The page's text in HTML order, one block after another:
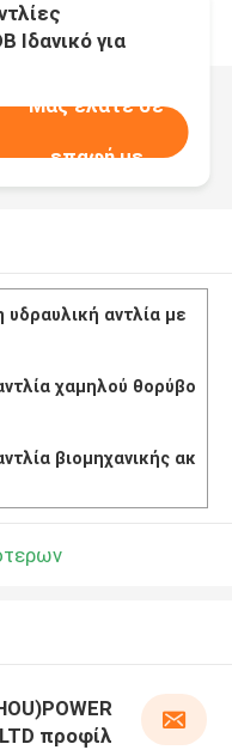
Ιδανικό για
Μας ελάτε σε
επαφή με
υδραυλική αντλία με
χαμηλού θορύβο
βιομηχανικής ακ
προφίλ